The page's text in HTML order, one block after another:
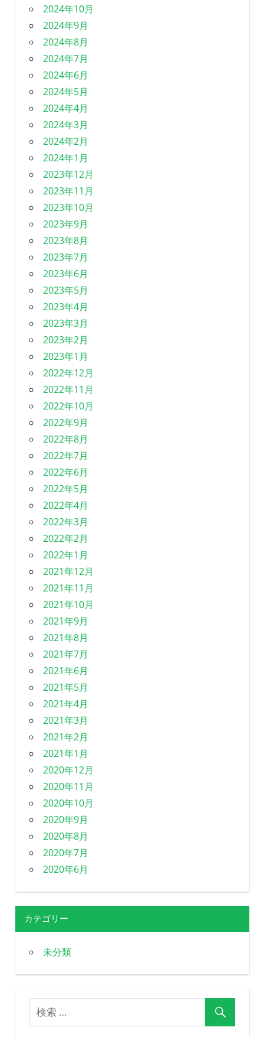
2024年10月
2024年9月
2024年8月
2024年7月
2024年6月
2024年5月
2024年4月
2024年3月
2024年2月
2024年1月
2023年12月
2023年11月
2023年10月
2023年9月
2023年8月
2023年7月
2023年6月
2023年5月
2023年4月
2023年3月
2023年2月
2023年1月
2022年12月
2022年11月
2022年10月
2022年9月
2022年8月
2022年7月
2022年6月
2022年5月
2022年4月
2022年3月
2022年2月
2022年1月
2021年12月
2021年11月
2021年10月
2021年9月
2021年8月
2021年7月
2021年6月
2021年5月
2021年4月
2021年3月
2021年2月
2021年1月
2020年12月
2020年11月
2020年10月
2020年9月
2020年8月
2020年7月
2020年6月
カテゴリー
未分類